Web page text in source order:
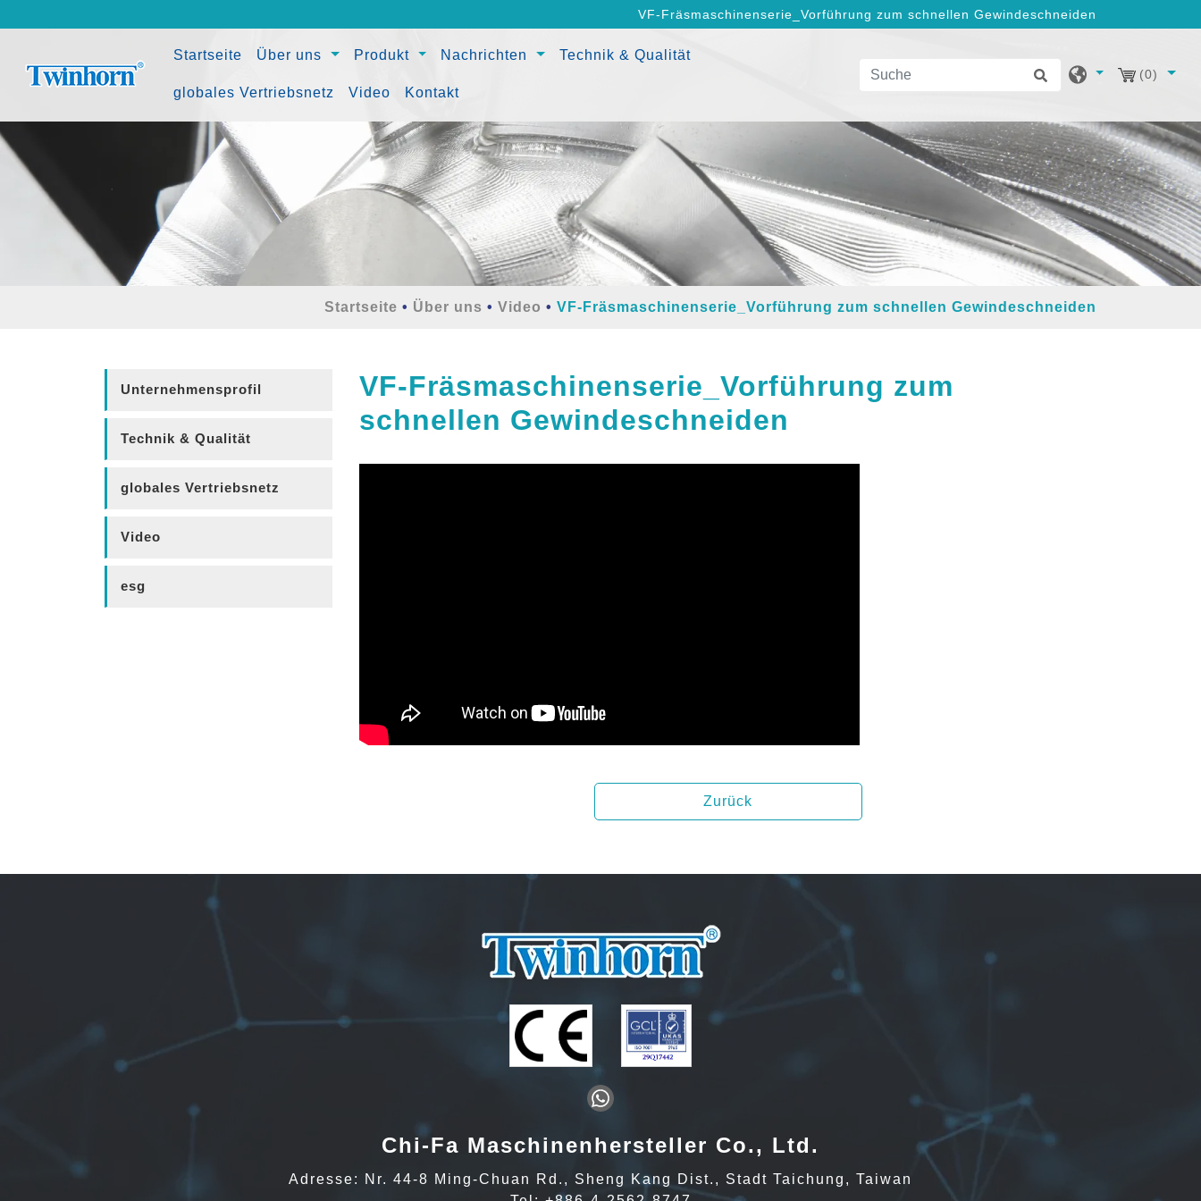
VF-Fräsmaschinenserie_Vorführung zum schnellen Gewindeschneiden
Startseite (current)
Über uns Produkt Nachrichten Technik & Qualität
globales Vertriebsnetz Video Kontakt
(0)
Startseite Über uns Video VF-Fräsmaschinenserie_Vorführung zum schnellen Gewindeschneiden
Unternehmensprofil
Technik & Qualität
globales Vertriebsnetz
Video
esg
VF-Fräsmaschinenserie_Vorführung zum
schnellen Gewindeschneiden
Zurück
Chi-Fa Maschinenhersteller Co., Ltd.
Adresse: Nr. 44-8 Ming-Chuan Rd., Sheng Kang Dist., Stadt Taichung, Taiwan